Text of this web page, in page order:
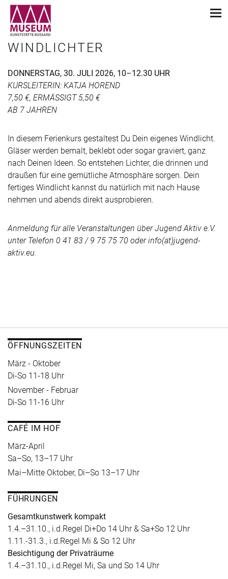
WINDLICHTER
DONNERSTAG, 30. JULI 2026, 10–12.30 UHR
KURSLEITERIN: KATJA HOREND
7,50 €, ERMÄSSIGT 5,50 €
AB 7 JAHREN
In diesem Ferienkurs gestaltest Du Dein eigenes Windlicht.
Gläser werden bemalt, beklebt oder sogar graviert, ganz
nach Deinen Ideen. So entstehen Lichter, die drinnen und
draußen für eine gemütliche Atmosphäre sorgen. Dein
fertiges Windlicht kannst du natürlich mit nach Hause
nehmen und abends direkt ausprobieren.
Anmeldung für alle Veranstaltungen über Jugend Aktiv e.V.
unter Telefon 0 41 83 / 9 75 75 70 oder info(at)jugend-
aktiv.eu.
ÖFFNUNGSZEITEN
März - Oktober
Di-So 11-18 Uhr
November - Februar
Di-So 11-16 Uhr
CAFÉ IM HOF
März-April
Sa–So, 13–17 Uhr
Mai–Mitte Oktober, Di–So 13–17 Uhr
FÜHRUNGEN
Gesamtkunstwerk kompakt
1.4.–31.10., i.d.Regel Di+Do 14 Uhr & Sa+So 12 Uhr
1.11.-31.3., i.d.Regel Mi & So 12 Uhr
Besichtigung der Privaträume
1.4.–31.10., i.d.Regel Mi, Sa und So 14 Uhr